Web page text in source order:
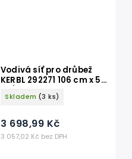
Vodivá síť pro drůbež
KERBL 292271 106 cm x 50
m / 2 hroty, oranžová
Skladem (3 ks)
3 057,02 Kč bez DPH
3 698,99 Kč